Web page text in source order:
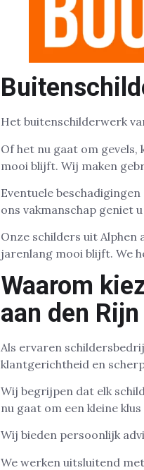
Het buitenschilderwerk
Of het nu gaat om
mooi blijft. Wij maken
Eventuele
ons vakmanschap geniet
Onze schilders uit Alphen
jarenlang mooi blijft. We
Waarom
aan den Rijn
Als ervaren
klantgerichtheid en
Wij begrijpen dat elk
nu gaat om een kleine
Wij bieden persoonlijk
We werken uitsluitend